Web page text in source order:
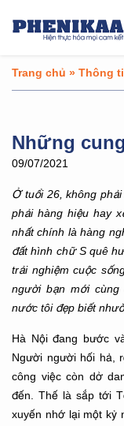
Trang chủ » Thông
Những
09/07/2021
Ở tuổi 26, không
phải hàng hiệu hay
nhất chính là hàng
đất hình chữ S quê
trải nghiệm cuộc
người bạn mới
nước tôi đẹp biết
Hà Nội đang bước
Người người hối hả,
công việc còn dở
đến. Thế là sắp tới
xuyến nhớ lại một kỷ